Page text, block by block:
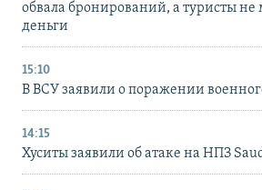
обвала бронирований, а туристы не
деньги
15:10
В ВСУ заявили о поражении
14:15
Хуситы заявили об атаке на НПЗ